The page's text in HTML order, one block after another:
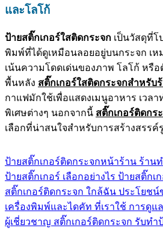
และโลโก้
ป้ายสติ๊กเกอร์ใสติดกระจก เป็นวัสดุที่โ
พิมพ์ที่ได้ดูเหมือนลอยอยู่บนกระจก เห
เน้นความโดดเด่นของภาพ โลโก้ หรื
พื้นหลัง สติ๊กเกอร์ใสติดกระจกสำหรับ
กาแฟมักใช้เพื่อแสดงเมนูอาหาร เวล
พิเศษต่างๆ นอกจากนี้ สติ๊กเกอร์ติดกร
เลือกที่น่าสนใจสำหรับการสร้างสรร
ป้ายสติ๊กเกอร์ติดกระจกหน้าร้าน ร้าน
ป้ายสติ๊กเกอร์ เลือกอย่างไร ป้ายสติ๊กเ
สติ๊กเกอร์ติดกระจก ใกล้ฉัน ประโยชน์
เครื่องพิมพ์และไดคัท ที่เราใช้ การดูแ
ผู้เชี่ยวชาญ สติ๊กเกอร์ติดกระจก รับทำ